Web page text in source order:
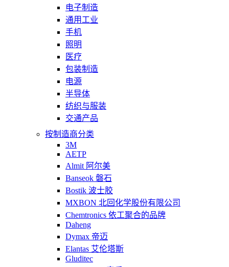
电子制造
通用工业
手机
照明
医疗
包装制造
电源
半导体
纺织与服装
交通产品
按制造商分类
3M
AETP
Almit 阿尔美
Banseok 磐石
Bostik 波士胶
MXBON 北回化学股份有限公司
Chemtronics 依工聚合的品牌
Daheng
Dymax 帝迈
Elantas 艾伦塔斯
Gluditec